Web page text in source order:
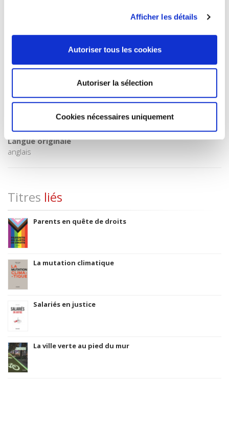
Afficher les détails
Autoriser tous les cookies
Autoriser la sélection
Cookies nécessaires uniquement
Code publique Onix
06 Professionnel et académique
CLIL (Version 2013-2019 )
3283 SCIENCES POLITIQUES
Date de première publication du titre
25 juin 2010
Code Identifiant de classement sujet
Langue originale
anglais
Titres liés
Parents en quête de droits
La mutation climatique
Salariés en justice
La ville verte au pied du mur